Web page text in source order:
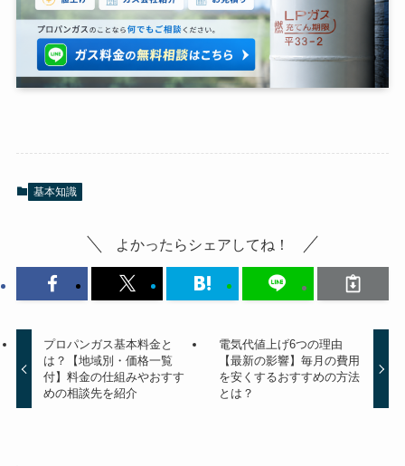
基本知識
よかったらシェアしてね！
プロパンガス基本料金と
は？【地域別・価格一覧
付】料金の仕組みやおすす
めの相談先を紹介
電気代値上げ6つの理由
【最新の影響】毎月の費用
を安くするおすすめの方法
とは？